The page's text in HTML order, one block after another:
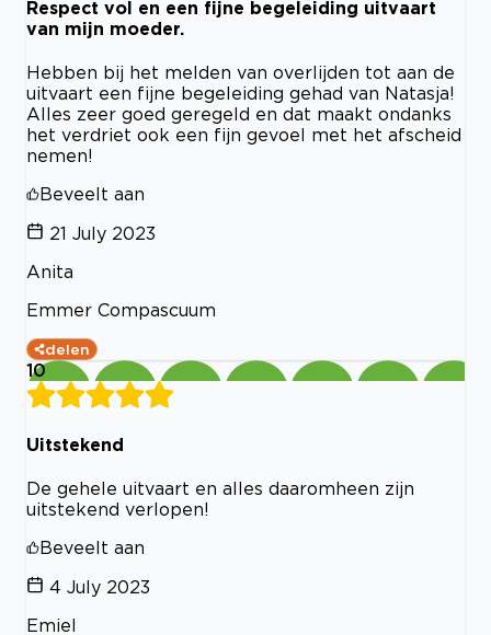
Respect vol en een fijne begeleiding uitvaart
van mijn moeder.
Hebben bij het melden van overlijden tot aan de
uitvaart een fijne begeleiding gehad van Natasja!
Alles zeer goed geregeld en dat maakt ondanks
het verdriet ook een fijn gevoel met het afscheid
nemen!
Beveelt aan
21 July 2023
Anita
Emmer Compascuum
delen
10
Uitstekend
De gehele uitvaart en alles daaromheen zijn
uitstekend verlopen!
Beveelt aan
4 July 2023
Emiel